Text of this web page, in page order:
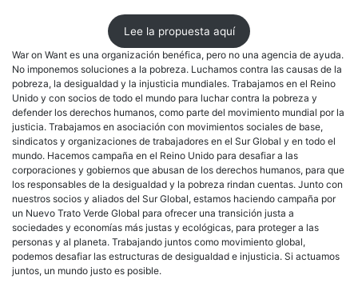
Lee la propuesta aquí
War on Want es una organización benéfica, pero no una agencia de ayuda.
No imponemos soluciones a la pobreza. Luchamos contra las causas de la
pobreza, la desigualdad y la injusticia mundiales. Trabajamos en el Reino
Unido y con socios de todo el mundo para luchar contra la pobreza y
defender los derechos humanos, como parte del movimiento mundial por la
justicia. Trabajamos en asociación con movimientos sociales de base,
sindicatos y organizaciones de trabajadores en el Sur Global y en todo el
mundo. Hacemos campaña en el Reino Unido para desafiar a las
corporaciones y gobiernos que abusan de los derechos humanos, para que
los responsables de la desigualdad y la pobreza rindan cuentas. Junto con
nuestros socios y aliados del Sur Global, estamos haciendo campaña por
un Nuevo Trato Verde Global para ofrecer una transición justa a
sociedades y economías más justas y ecológicas, para proteger a las
personas y al planeta. Trabajando juntos como movimiento global,
podemos desafiar las estructuras de desigualdad e injusticia. Si actuamos
juntos, un mundo justo es posible.